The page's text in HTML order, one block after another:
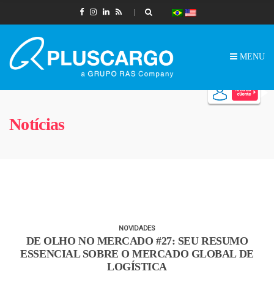
MENU
Notícias
NOVIDADES
DE OLHO NO MERCADO #27: SEU RESUMO
ESSENCIAL SOBRE O MERCADO GLOBAL DE
LOGÍSTICA